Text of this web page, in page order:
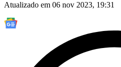
Atualizado em 06 nov 2023, 19:31